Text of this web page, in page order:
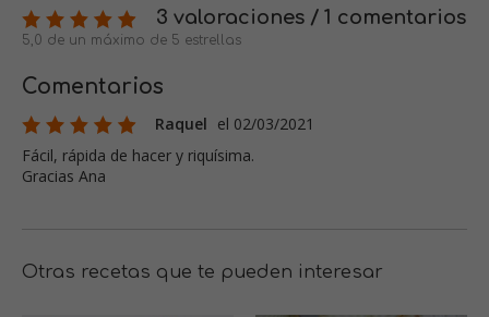
3 valoraciones / 1 comentarios
5,0 de un máximo de 5 estrellas
Comentarios
Raquel el 02/03/2021
Fácil, rápida de hacer y riquísima.
Gracias Ana
Otras recetas que te pueden interesar